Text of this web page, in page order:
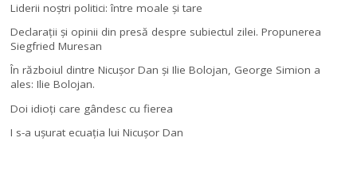
Liderii noştri politici: între moale şi tare
Declaraţii şi opinii din presă despre subiectul zilei. Propunerea
Siegfried Muresan
În războiul dintre Nicuşor Dan şi Ilie Bolojan, George Simion a
ales: Ilie Bolojan.
Doi idioţi care gândesc cu fierea
I s-a uşurat ecuaţia lui Nicuşor Dan